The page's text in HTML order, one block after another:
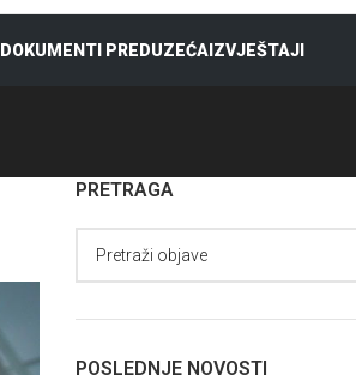
DOKUMENTI PREDUZEĆAIZVJEŠTAJI
PRETRAGA
POSLEDNJE NOVOSTI